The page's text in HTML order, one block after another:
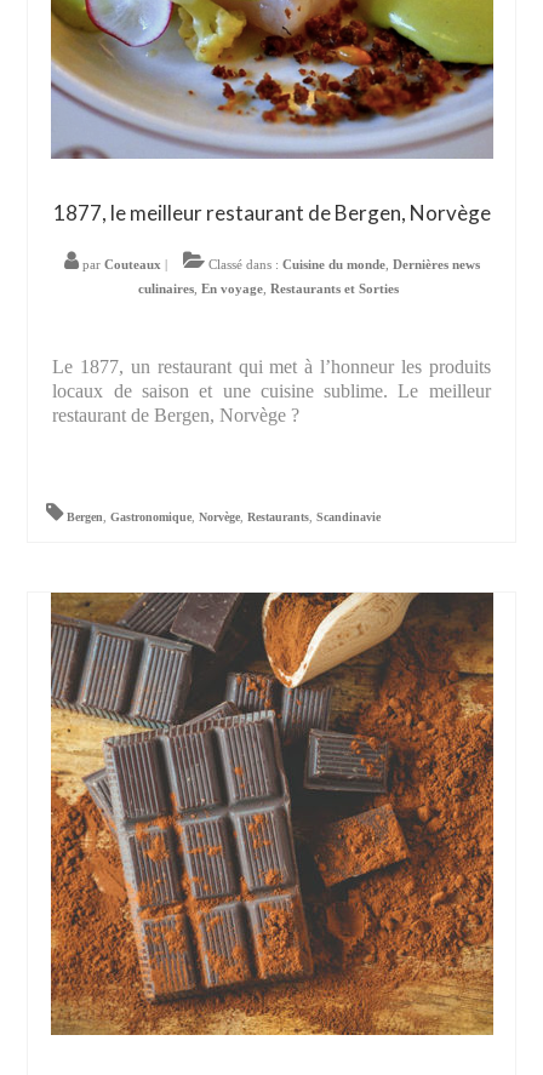
1877, le meilleur restaurant de Bergen, Norvège
par Couteaux Classé dans : Cuisine du monde, Dernières news
culinaires En voyage Restaurants et Sorties
Le 1877, un restaurant qui met à l’honneur les produits
locaux de saison et une cuisine sublime. Le meilleur
restaurant de Bergen, Norvège ?
Bergen,Gastronomique,Norvège,Restaurants,Scandinavie